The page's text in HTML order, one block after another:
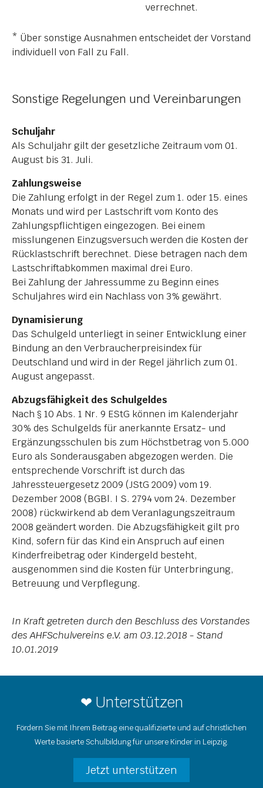
verrechnet.
* Über sonstige Ausnahmen entscheidet der Vorstand
individuell von Fall zu Fall.
Sonstige Regelungen und Vereinbarungen
Schuljahr
Als Schuljahr gilt der gesetzliche Zeitraum vom 01.
August bis 31. Juli.
Zahlungsweise
Die Zahlung erfolgt in der Regel zum 1. oder 15. eines
Monats und wird per Lastschrift vom Konto des
Zahlungspflichtigen eingezogen. Bei einem
misslungenen Einzugsversuch werden die Kosten der
Rücklastschrift berechnet. Diese betragen nach dem
Lastschriftabkommen maximal drei Euro.
Bei Zahlung der Jahressumme zu Beginn eines
Schuljahres wird ein Nachlass von 3% gewährt.
Dynamisierung
Das Schulgeld unterliegt in seiner Entwicklung einer
Bindung an den Verbraucherpreisindex für
Deutschland und wird in der Regel jährlich zum 01.
August angepasst.
Abzugsfähigkeit des Schulgeldes
Nach § 10 Abs. 1 Nr. 9 EStG können im Kalenderjahr
30% des Schulgelds für anerkannte Ersatz- und
Ergänzungsschulen bis zum Höchstbetrag von 5.000
Euro als Sonderausgaben abgezogen werden. Die
entsprechende Vorschrift ist durch das
Jahressteuergesetz 2009 (JStG 2009) vom 19.
Dezember 2008 (BGBl. I S. 2794 vom 24. Dezember
2008) rückwirkend ab dem Veranlagungszeitraum
2008 geändert worden. Die Abzugsfähigkeit gilt pro
Kind, sofern für das Kind ein Anspruch auf einen
Kinderfreibetrag oder Kindergeld besteht,
ausgenommen sind die Kosten für Unterbringung,
Betreuung und Verpflegung.
In Kraft getreten durch den Beschluss des Vorstandes
des AHFSchulvereins e.V. am 03.12.2018 - Stand
10.01.2019
❤ Unterstützen
Fördern Sie mit Ihrem Beitrag eine qualifizierte und auf christlichen
Werte basierte Schulbildung für unsere Kinder in Leipzig.
Jetzt unterstützen